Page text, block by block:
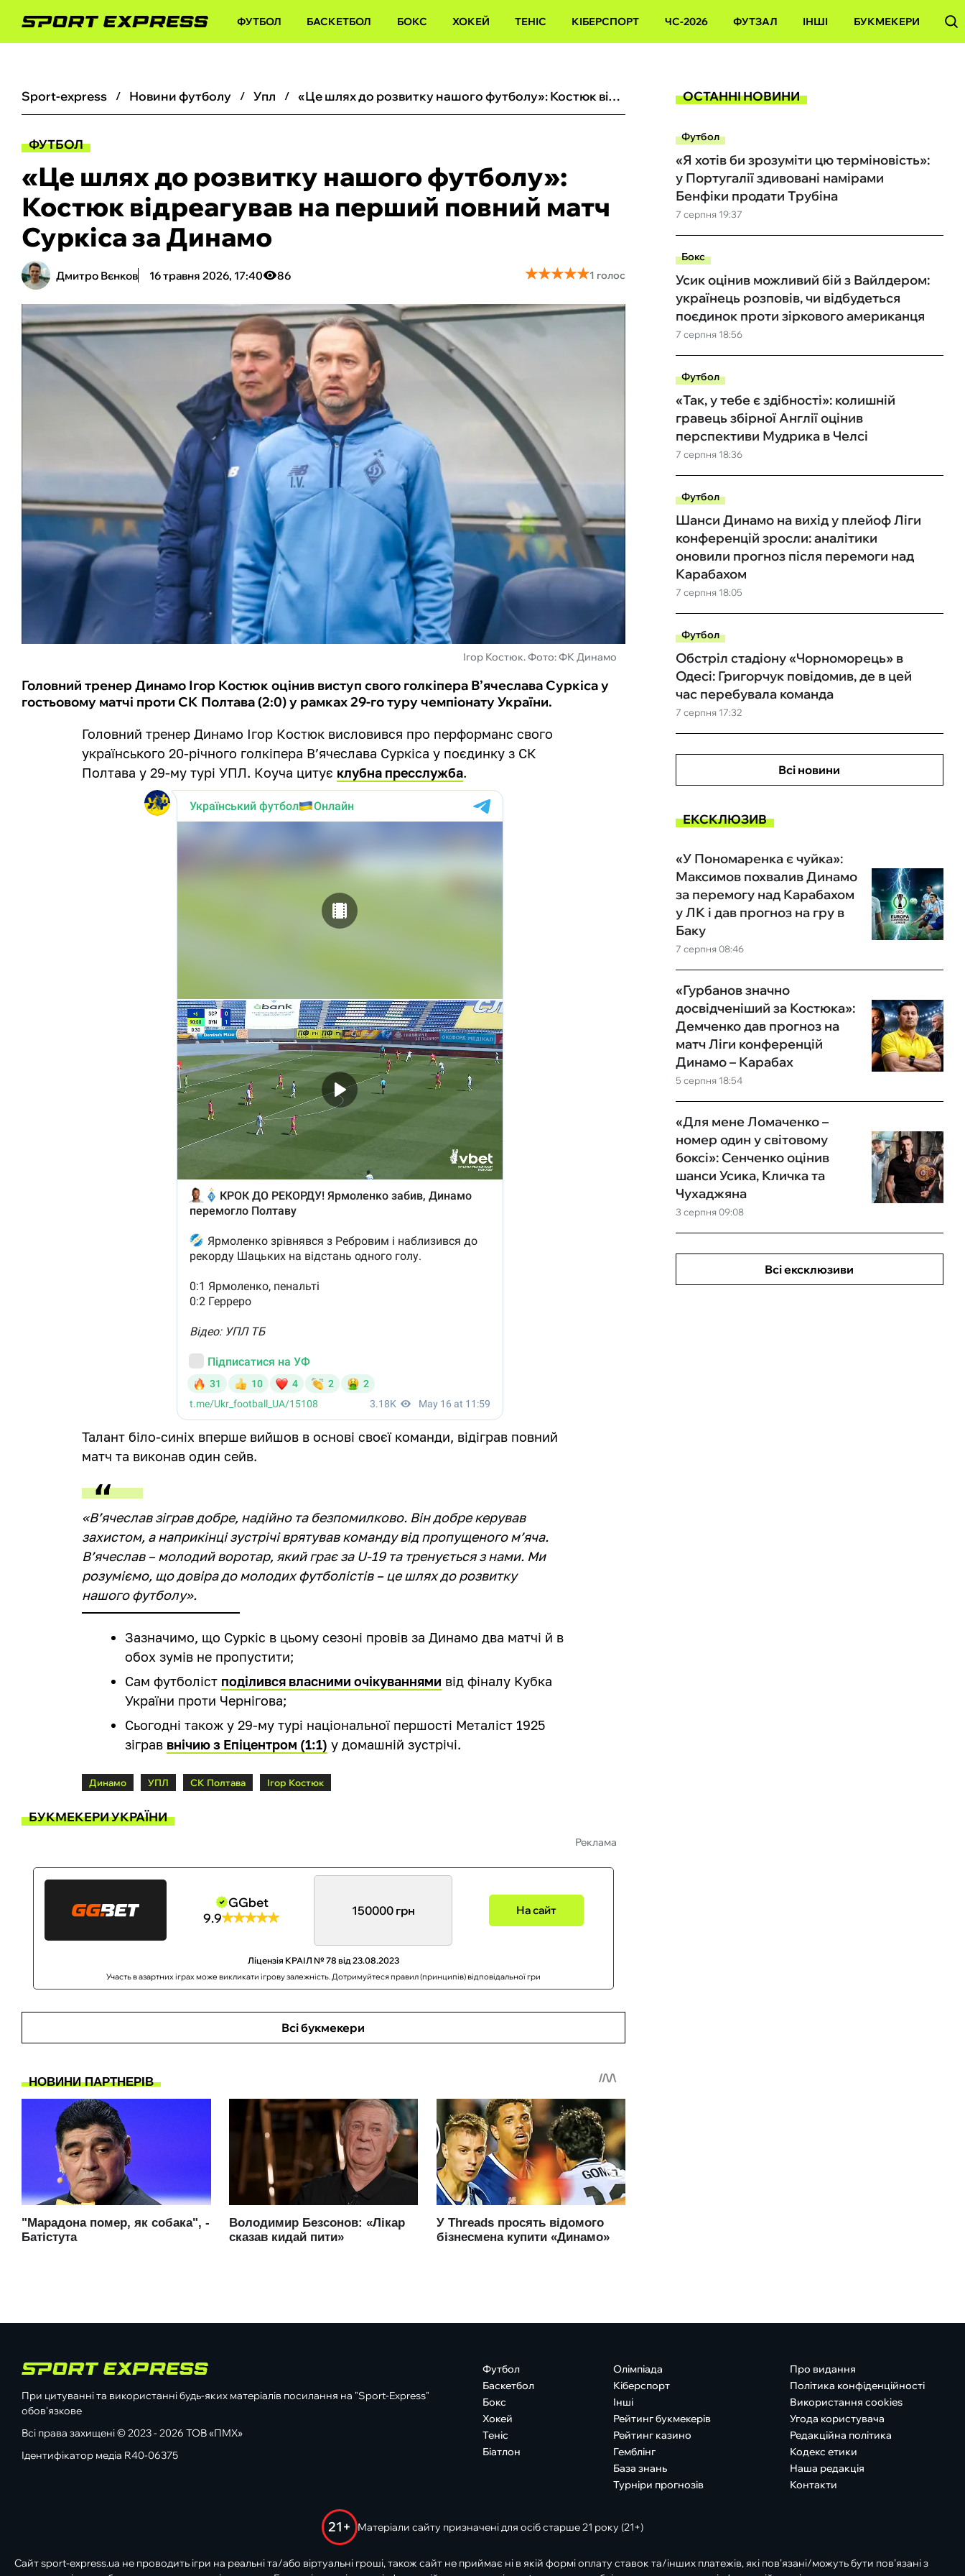
ФУТБОЛ БАСКЕТБОЛ БОКС ХОКЕЙ ТЕНІС КІБЕРСПОРТ ЧС-2026 ФУТЗАЛ ІНШІ БУКМЕКЕРИ
sport-express новини футболу упл «Це шлях до розвитку нашого футболу»: Костюк відреагував на перший повний матч Суркіса за Динамо
ФУТБОЛ
«Це шлях до розвитку нашого футболу»:
Костюк відреагував на перший повний матч
Суркіса за Динамо
Дмитро Вєнков 16 травня 2026, 17:40 86 ★★★★★
★★★★★1 голос
Ігор Костюк. Фото: ФК Динамо
Головний тренер Динамо Ігор Костюк оцінив виступ свого голкіпера В’ячеслава Суркіса у
гостьовому матчі проти СК Полтава (2:0) у рамках 29-го туру чемпіонату України.
Головний тренер Динамо Ігор Костюк висловився про перформанс свого
українського 20-річного голкіпера В’ячеслава Суркіса у поєдинку з СК
Полтава у 29-му турі УПЛ. Коуча цитує клубна пресслужба.
Талант біло-синіх вперше вийшов в основі своєї команди, відіграв повний
матч та виконав один сейв.
«В’ячеслав зіграв добре, надійно та безпомилково. Він добре керував
захистом, а наприкінці зустрічі врятував команду від пропущеного м’яча.
В’ячеслав – молодий воротар, який грає за U-19 та тренується з нами. Ми
розуміємо, що довіра до молодих футболістів – це шлях до розвитку
нашого футболу».
Зазначимо, що Суркіс в цьому сезоні провів за Динамо два матчі й в
обох зумів не пропустити;
Сам футболіст поділився власними очікуваннями від фіналу Кубка
України проти Чернігова;
Сьогодні також у 29-му турі національної першості Металіст 1925
зіграв внічию з Епіцентром (1:1) у домашній зустрічі.
Динамо УПЛ СК Полтава Ігор Костюк
БУКМЕКЕРИ УКРАЇНИ
Реклама
GGbet
9.9
150000 грн На сайт
Ліцензія КРАІЛ № 78 від 23.08.2023
Участь в азартних іграх може викликати ігрову залежність. Дотримуйтеся правил (принципів) відповідальної гри
Всі букмекери
ОСТАННІ НОВИНИ
Футбол
7 серпня 19:37
«Я хотів би зрозуміти цю терміновість»:
у Португалії здивовані намірами
Бенфіки продати Трубіна
Бокс
7 серпня 18:56
Усик оцінив можливий бій з Вайлдером:
українець розповів, чи відбудеться
поєдинок проти зіркового американця
Футбол
7 серпня 18:36
«Так, у тебе є здібності»: колишній
гравець збірної Англії оцінив
перспективи Мудрика в Челсі
Футбол
7 серпня 18:05
Шанси Динамо на вихід у плейоф Ліги
конференцій зросли: аналітики
оновили прогноз після перемоги над
Карабахом
Футбол
7 серпня 17:32
Обстріл стадіону «Чорноморець» в
Одесі: Григорчук повідомив, де в цей
час перебувала команда
Всі новини
ЕКСКЛЮЗИВ
7 серпня 08:46
«У Пономаренка є чуйка»:
Максимов похвалив Динамо
за перемогу над Карабахом
у ЛК і дав прогноз на гру в
Баку
5 серпня 18:54
«Гурбанов значно
досвідченіший за Костюка»:
Демченко дав прогноз на
матч Ліги конференцій
Динамо – Карабах
3 серпня 09:08
«Для мене Ломаченко –
номер один у світовому
боксі»: Сенченко оцінив
шанси Усика, Кличка та
Чухаджяна
Всі ексклюзиви
При цитуванні та використанні будь-яких матеріалів посилання на "Sport-Express"
обов'язкове
Всі права захищені © 2023 - 2026 ТОВ «ПМХ»
Ідентифікатор медіа R40-06375
Футбол
Баскетбол
Бокс
Хокей
Теніс
Біатлон
Олімпіада
Кіберспорт
Інші
Рейтинг букмекерів
Рейтинг казино
Гемблінг
База знань
Турніри прогнозів
Про видання
Політика конфіденційності
Використання cookies
Угода користувача
Редакційна політика
Кодекс етики
Наша редакція
Контакти
21+ Матеріали сайту призначені для осіб старше 21 року (21+)
Сайт sport-express.ua не проводить ігри на реальні та/або віртуальні гроші, також сайт не приймає ні в якій формі оплату ставок та/інших платежів, які пов’язані/можуть бути пов’язані з